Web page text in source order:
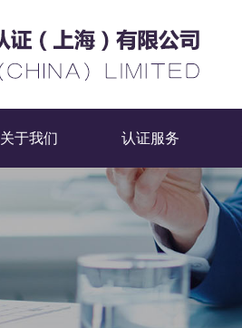
关于我们 认证服务